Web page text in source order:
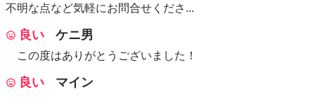
不明な点など気軽にお問合せくださ...
良い ケニ男
この度はありがとうございました！
良い マイン